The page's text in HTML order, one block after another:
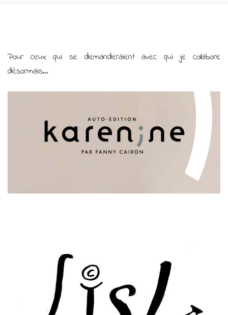
Pour ceux qui se demanderaient avec qui je collabore
désormais…